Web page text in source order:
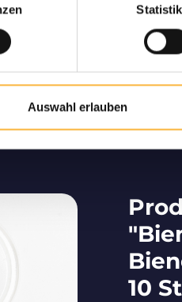
Auswahl erlauben
vom Profi
dazu bei, dass
Raum vermehrt
10